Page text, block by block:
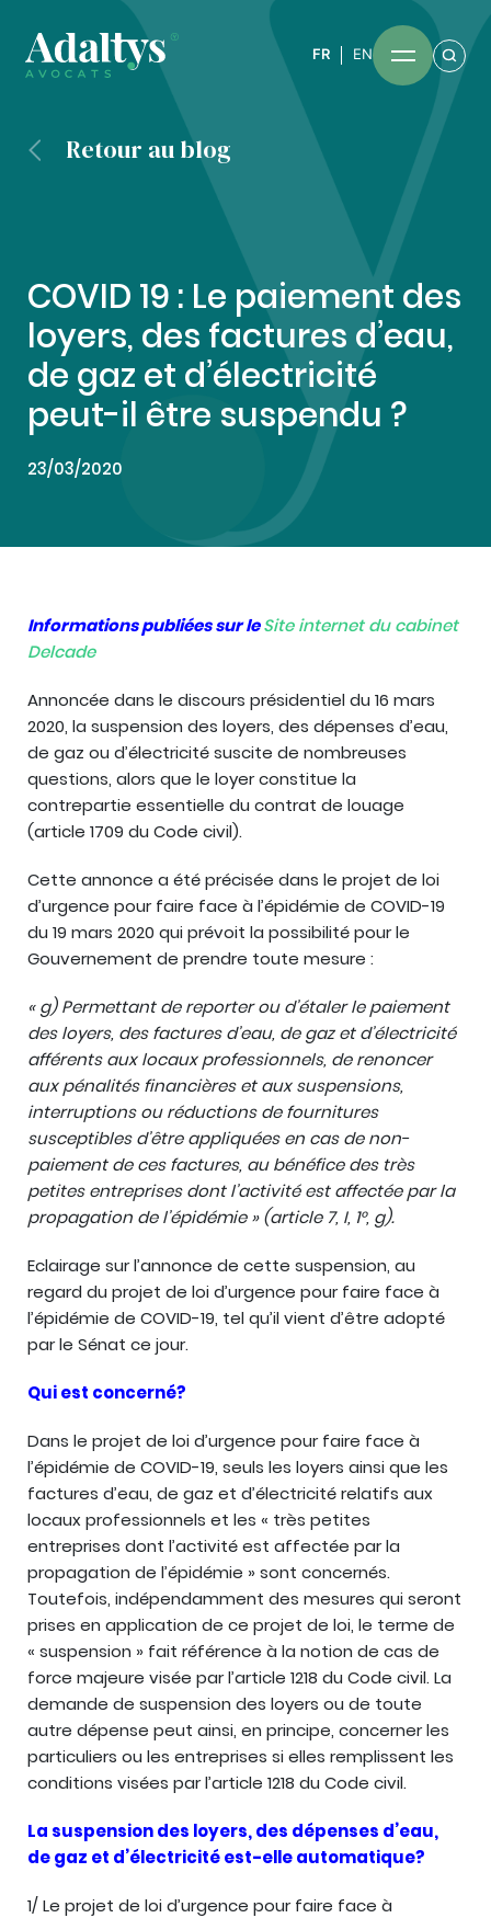
FR EN
Retour au blog
COVID 19 : Le paiement des
loyers, des factures d’eau,
de gaz et d’électricité
peut-il être suspendu ?
23/03/2020
Informations publiées sur leSite internet du cabinet
Delcade
Annoncée dans le discours présidentiel du 16 mars
2020, la suspension des loyers, des dépenses d’eau,
de gaz ou d’électricité suscite de nombreuses
questions, alors que le loyer constitue la
contrepartie essentielle du contrat de louage
(article 1709 du Code civil).
Cette annonce a été précisée dans le projet de loi
d’urgence pour faire face à l’épidémie de COVID-19
du 19 mars 2020 qui prévoit la possibilité pour le
Gouvernement de prendre toute mesure :
« g) Permettant de reporter ou d’étaler le paiement
des loyers, des factures d’eau, de gaz et d’électricité
afférents aux locaux professionnels, de renoncer
aux pénalités financières et aux suspensions,
interruptions ou réductions de fournitures
susceptibles d’être appliquées en cas de non-
paiement de ces factures, au bénéfice des très
petites entreprises dont l’activité est affectée par la
propagation de l’épidémie » (article 7, I, 1°, g).
Eclairage sur l’annonce de cette suspension, au
regard du projet de loi d’urgence pour faire face à
l’épidémie de COVID-19, tel qu’il vient d’être adopté
par le Sénat ce jour.
Qui est concerné?
Dans le projet de loi d’urgence pour faire face à
l’épidémie de COVID-19, seuls les loyers ainsi que les
factures d’eau, de gaz et d’électricité relatifs aux
locaux professionnels et les « très petites
entreprises dont l’activité est affectée par la
propagation de l’épidémie » sont concernés.
Toutefois, indépendamment des mesures qui seront
prises en application de ce projet de loi, le terme de
« suspension » fait référence à la notion de cas de
force majeure visée par l’article 1218 du Code civil. La
demande de suspension des loyers ou de toute
autre dépense peut ainsi, en principe, concerner les
particuliers ou les entreprises si elles remplissent les
conditions visées par l’article 1218 du Code civil.
La suspension des loyers, des dépenses d’eau,
de gaz et d’électricité est-elle automatique?
1/ Le projet de loi d’urgence pour faire face à